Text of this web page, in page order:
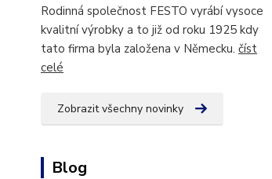
Rodinná společnost FESTO vyrábí vysoce
kvalitní výrobky a to již od roku 1925 kdy
tato firma byla založena v Německu. číst
celé
Zobrazit všechny novinky
Blog